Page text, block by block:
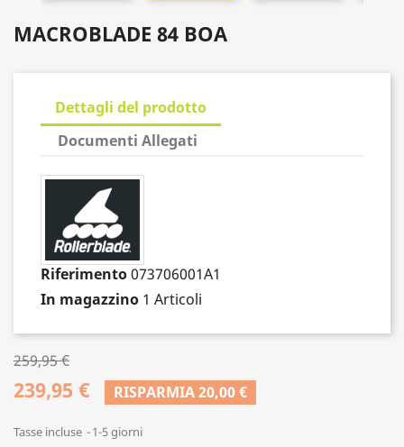
MACROBLADE 84 BOA
Dettagli del prodotto
Documenti Allegati
Riferimento073706001A1
In magazzino 1 Articoli
259,95 €
239,95 € RISPARMIA 20,00 €
Tasse incluse 1-5 giorni